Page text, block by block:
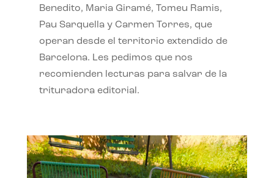
Benedito, Maria Giramé, Tomeu Ramis,
Pau Sarquella y Carmen Torres, que
operan desde el territorio extendido de
Barcelona. Les pedimos que nos
recomienden lecturas para salvar de la
trituradora editorial.